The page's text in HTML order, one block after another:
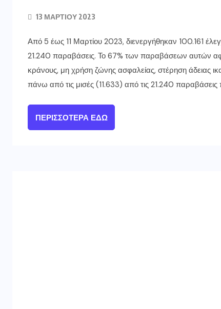
13 ΜΑΡΤΊΟΥ 2023
Από 5 έως 11 Μαρτίου 2023, διενεργήθηκαν 100.161
21.240 παραβάσεις. Το 67% των παραβάσεων αυτών
κράνους, μη χρήση ζώνης ασφαλείας, στέρηση άδειας
πάνω από τις μισές (11.633) από τις 21.240
ΠΕΡΙΣΣΌΤΕΡΑ ΕΔΏ